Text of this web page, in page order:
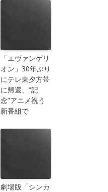
「エヴァンゲリ
オン」30年ぶり
にテレ東夕方帯
に帰還、“記
念”アニメ祝う
新番組で
劇場版「シンカ